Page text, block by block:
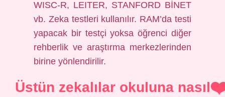
WISC-R, LEITER, STANFORD BİNET
vb. Zeka testleri kullanılır. RAM’da testi
yapacak bir testçi yoksa öğrenci diğer
rehberlik ve araştırma merkezlerinden
birine yönlendirilir.
Üstün zekalılar okuluna nasıl